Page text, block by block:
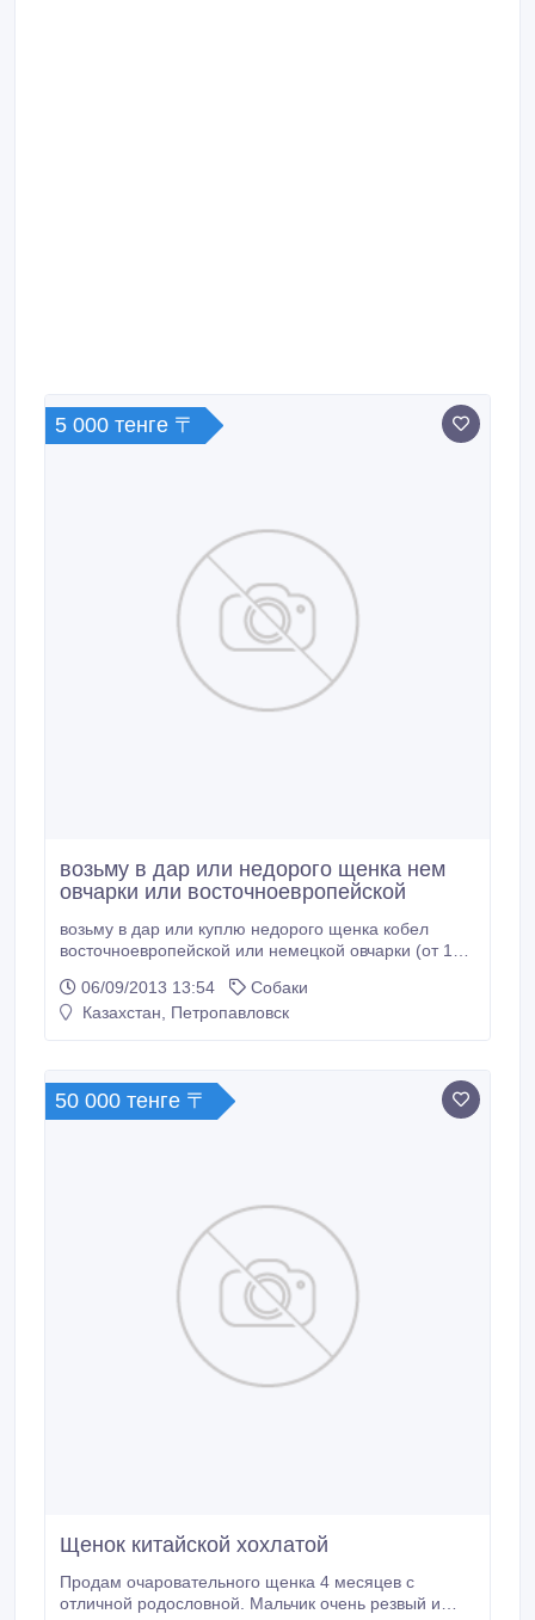
5 000 тенге 〒
возьму в дар или недорого щенка нем
овчарки или восточноевропейской
возьму в дар или куплю недорого щенка кобел
восточноевропейской или немецкой овчарки (от 1
06/09/2013 13:54
Собаки
Казахстан, Петропавловск
50 000 тенге 〒
Щенок китайской хохлатой
Продам очаровательного щенка 4 месяцев с
отличной родословной. Мальчик очень резвый и